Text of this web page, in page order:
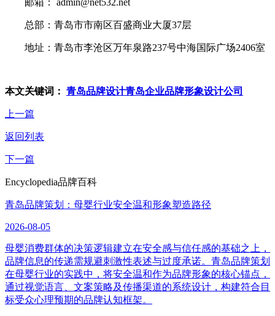
总部：青岛市市南区百盛商业大厦37层
地址：青岛市李沧区万年泉路237号中海国际广场2406室
本文关键词： 青岛品牌设计青岛企业品牌形象设计公司
上一篇
返回列表
下一篇
Encyclopedia品牌百科
青岛品牌策划：母婴行业安全温和形象塑造路径
2026-08-05
母婴消费群体的决策逻辑建立在安全感与信任感的基础之上，
品牌信息的传递需规避刺激性表述与过度承诺。青岛品牌策划
在母婴行业的实践中，将安全温和作为品牌形象的核心锚点，
通过视觉语言、文案策略及传播渠道的系统设计，构建符合目
标受众心理预期的品牌认知框架。